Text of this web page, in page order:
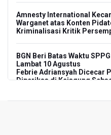
Amnesty International
Warganet atas Konten
Kriminalisasi Kritik
BGN Beri Batas Waktu
Lambat 10 Agustus
Febrie Adriansyah Dicecar
Diperiksa di Kejagung